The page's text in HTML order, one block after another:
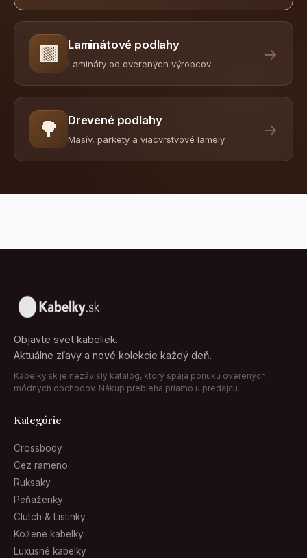
🟫 Laminátové podlahy
Lamináty od overených výrobcov
→
🌳 Drevené podlahy
Masív, parkety a viacvrstvové lamely
→
Objavte svet kabeliek.
Aktuálne zľavy a nové kolekcie každý deň.
Kabelky.sk je nezávislý katalóg, ktorý spája ponuku overených
módnych obchodov. Nákup prebieha priamo u predajcu.
Kategórie
Crossbody
Cez rameno
Ruksaky
Peňaženky
Clutch & Listinky
Kožené kabelky
Luxusné kabelky